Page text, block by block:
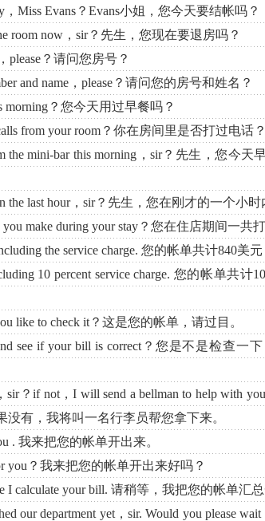
，Miss Evans？Evans小姐，您今天要结帐吗？
room now，sir？先生，您现在要退房吗？
please？请问您房号？
and name，please？请问您的房号和姓名？
morning？您今天用过早餐吗？
from your room？你在房间里是否打过电话？
the mini-bar this morning，sir？先生，您今
the last hour，sir？先生，您在刚才的一个小
you make during your stay？您在住店期间一共
the service charge. 您的帐单共计840美
10 percent service charge. 您的帐单共计
like to check it？这是您的帐单，请过目。
see if your bill is correct？您是不是检查一
sir？if not，I will send a bellman to help with
有，我将叫一名行李员帮您拿下来。
. 我来把您的帐单开出来。
you？我来把您的帐单开出来好吗？
I calculate your bill. 请稍等，我把您的帐单汇总
our department yet，sir. Would you please